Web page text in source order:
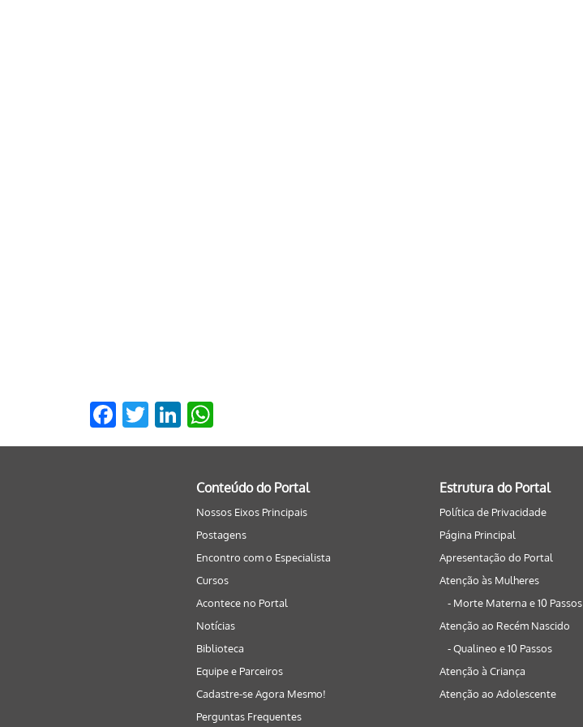
Facebook
TwitterLinkedIn
Conteúdo do Portal
Nossos Eixos Principais
Postagens
Encontro com o Especialista
Cursos
Acontece no Portal
Notícias
Biblioteca
Equipe e Parceiros
Cadastre-se Agora Mesmo!
Perguntas Frequentes
Estrutura do Portal
Política de Privacidade
Página Principal
Apresentação do Portal
Atenção às Mulheres
- Morte Materna e 10 Passos
Atenção ao Recém Nascido
- Qualineo e 10 Passos
Atenção à Criança
Atenção ao Adolescente